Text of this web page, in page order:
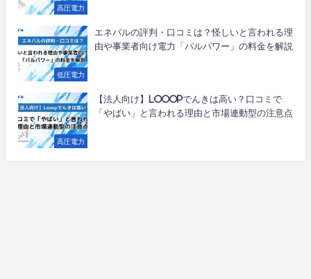
高圧電力
低圧電力
エネパルの評判・口コミは？怪しいと言われる理
由や事業者向け電力「パルパワー」の料金を解説
高圧電力
【法人向け】Looopでんきは高い？口コミで
「やばい」と言われる理由と市場連動型の注意点